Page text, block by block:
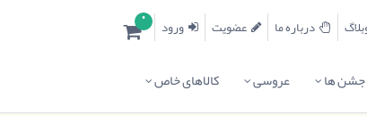
0 ورود عضویت درباره ما
جشن ها عروسی کالاهای خاص